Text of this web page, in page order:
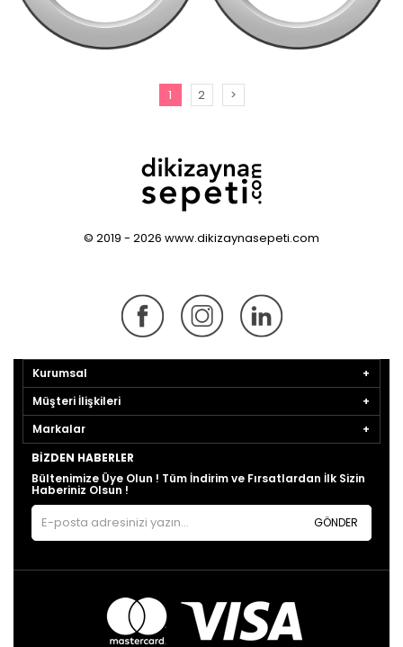
1 2 >
© 2019 - 2026 www.dikizaynasepeti.com
Kurumsal
Müşteri İlişkileri
Markalar
BIZDEN HABERLER
Bültenimize Üye Olun ! Tüm İndirim ve Fırsatlardan İlk Sizin
Haberiniz Olsun !
GÖNDER